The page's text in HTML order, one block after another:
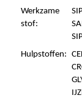
Werkzame
stof:
Hulpstoffen: